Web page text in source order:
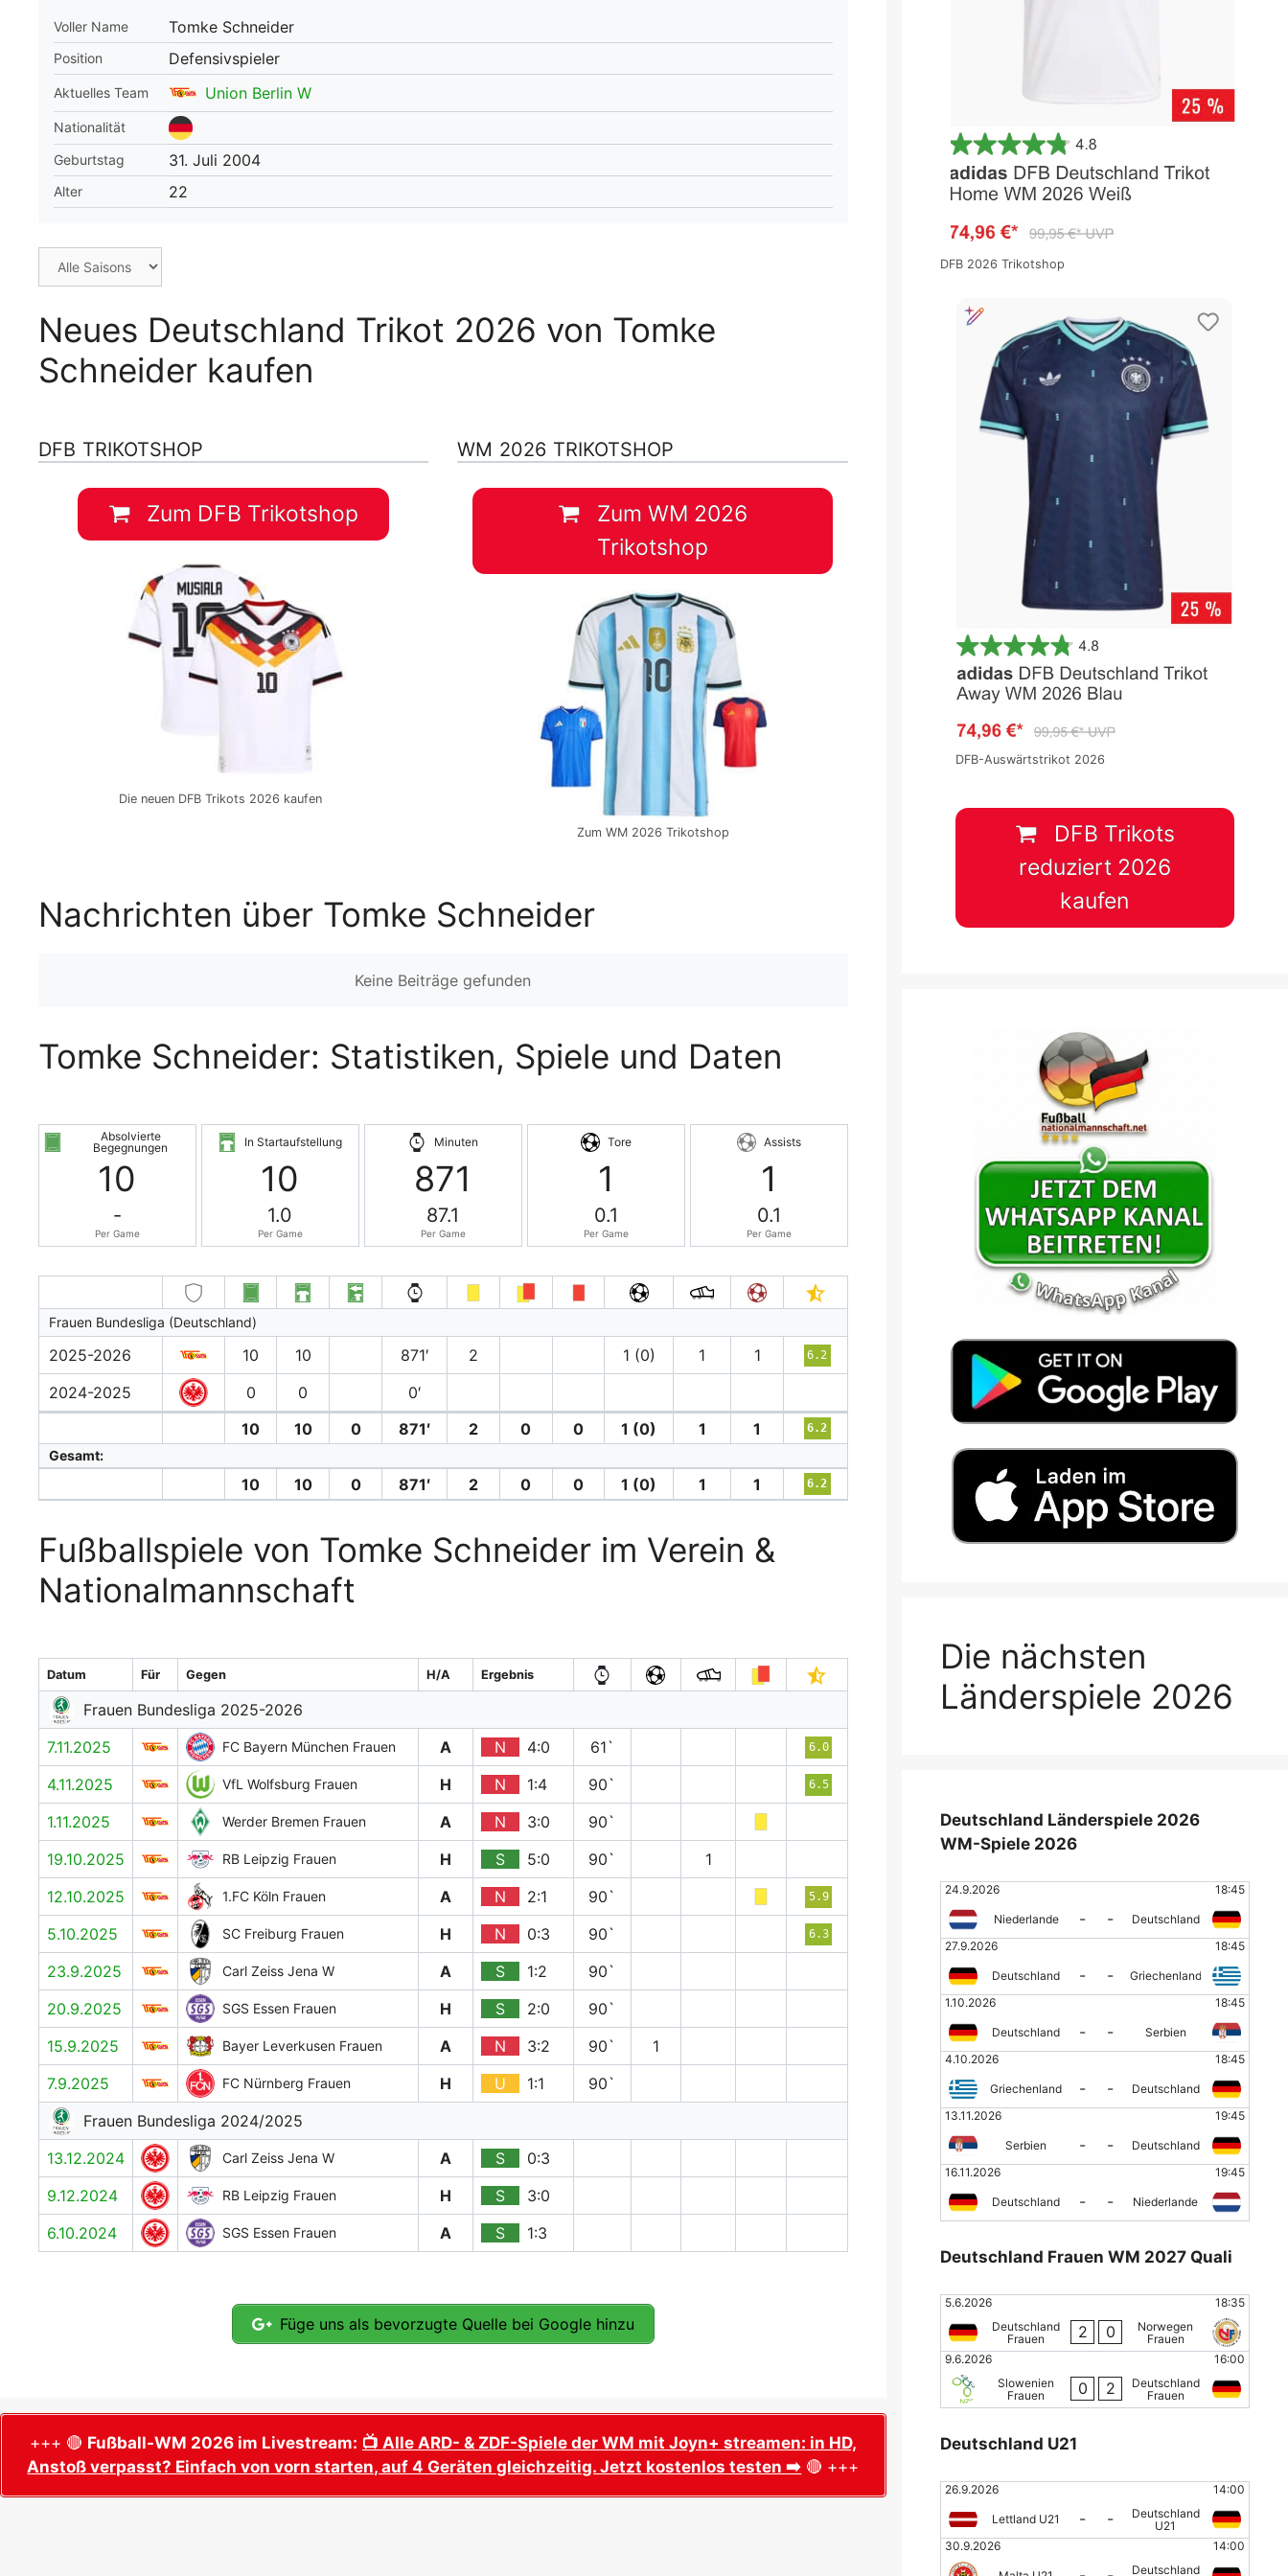
downloaden & automatisch ausfüllen
Voller Name Tomke Schneider
Position Defensivspieler
Aktuelles Team Union Berlin W
Nationalität
Geburtstag
31. Juli 2004
Alter 22
Neues Deutschland Trikot 2026 von Tomke
Schneider kaufen
DFB TRIKOTSHOP
Zum DFB Trikotshop
Die neuen DFB Trikots 2026 kaufen
WM 2026 TRIKOTSHOP
Zum WM 2026
Trikotshop
Zum WM 2026 Trikotshop
Nachrichten über Tomke Schneider
Keine Beiträge gefunden
Tomke Schneider: Statistiken, Spiele und Daten
Absolvierte
Begegnungen
10
-
Per Game
In Startaufstellung
10
1.0
Per Game
Minuten
871
87.1
Per Game
Tore
1
0.1
Per Game
Assists
1
0.1
Per Game
Frauen Bundesliga (Deutschland)
2025-2026 10 10 871′ 2 1 (0) 1 1 6.2
2024-2025 0 0
0′
10
10 0 871′ 2 0 0 1 (0) 1 1 6.2
Gesamt:
10 10 0 871′ 2 0 0 1 (0) 1 1 6.2
Fußballspiele von Tomke Schneider im Verein &
Nationalmannschaft
Datum Für Gegen H/A Ergebnis
Frauen Bundesliga 2025-2026
7.11.2025
FC Bayern München Frauen A N 4:0 61` 6.0
4.11.2025 VfL Wolfsburg Frauen H N 1:4 90` 6.5
1.11.2025 Werder Bremen Frauen A N 3:0
90`
19.10.2025
RB Leipzig Frauen H S 5:0 90`
1
12.10.2025
1.FC Köln Frauen A N 2:1 90` 5.9
5.10.2025 SC Freiburg Frauen H N 0:3 90` 6.3
23.9.2025 Carl Zeiss Jena W A S 1:2
90`
20.9.2025
SGS Essen Frauen H S 2:0
90`
15.9.2025
Bayer Leverkusen Frauen A N 3:2 90`
1
7.9.2025
FC Nürnberg Frauen H U 1:1
90`
Frauen Bundesliga 2024/2025
13.12.2024
Carl Zeiss Jena W A S
0:3
9.12.2024
RB Leipzig Frauen H S
3:0
6.10.2024
SGS Essen Frauen A S 1:3
Füge uns als bevorzugte Quelle bei Google hinzu
+++ 🔴 Fußball-WM 2026 im Livestream: 📺 Alle ARD- & ZDF-Spiele der WM mit Joyn+ streamen: in HD,
Anstoß verpasst? Einfach von vorn starten, auf 4 Geräten gleichzeitig. Jetzt kostenlos testen ➡️ 🔴 +++
DFB 2026 Trikotshop
DFB-Auswärtstrikot 2026
DFB Trikots
reduziert 2026
kaufen
Die nächsten
Länderspiele 2026
Deutschland Länderspiele 2026
WM-Spiele 2026
24.9.2026 18:45
Niederlande - -
Deutschland
27.9.2026
18:45
Deutschland - -
Griechenland
1.10.2026
18:45
Deutschland - -
Serbien
4.10.2026
18:45
Griechenland - -
Deutschland
13.11.2026
19:45
Serbien - -
Deutschland
16.11.2026
19:45
Deutschland - - Niederlande
Deutschland Frauen WM 2027 Quali
5.6.2026
18:35
Deutschland
Frauen
2 0
Norwegen
Frauen
9.6.2026
16:00
Slowenien
Frauen
0 2
Deutschland
Frauen
Deutschland U21
26.9.2026 14:00
Lettland U21 - -
Deutschland
U21
30.9.2026
14:00
Deutschland